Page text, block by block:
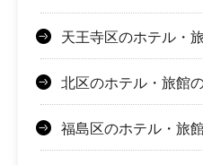
天王寺区のホテル・
北区のホテル・旅館
福島区のホテル・旅